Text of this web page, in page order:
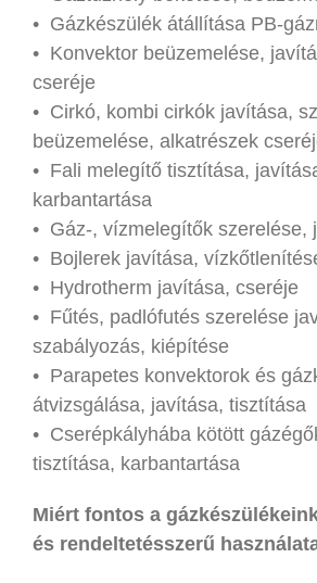
• Gázkészülék átállítása PB-
• Konvektor beüzemelése,
cseréje
• Cirkó, kombi cirkók javítása,
beüzemelése, alkatrészek
• Fali melegítő tisztítása,
karbantartása
• Gáz-, vízmelegítők szerelése,
• Bojlerek javítása,
• Hydrotherm javítása, cseréje
• Fűtés, padlófutés szerelése
szabályozás, kiépítése
• Parapetes konvektorok és
átvizsgálása, javítása, tisztítása
• Cserépkályhába kötött
tisztítása, karbantartása
Miért fontos a
és rendeltetésszerű